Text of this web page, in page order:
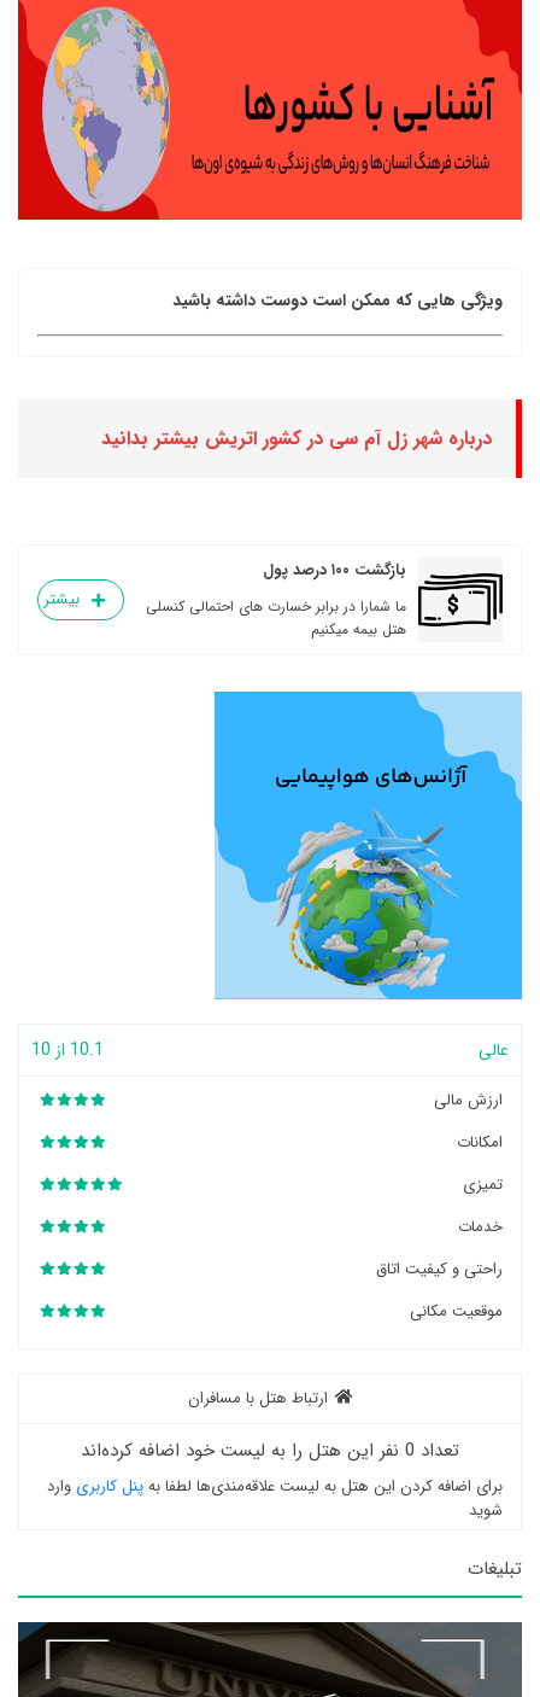
ویژگی هایی که ممکن است دوست داشته باشید
درباره شهر زل آم سی در کشور اتریش بیشتر بدانید
بازگشت ۱۰۰ درصد پول
ما شمارا در برابر خسارت های احتمالی کنسلی
هتل بیمه میکنیم
بیشتر
عالی 10.1 از 10
ارزش مالی
امکانات
تمیزی
خدمات
راحتی و کیفیت اتاق
موقعیت مکانی
ارتباط هتل با مسافران
تعداد 0 نفر این هتل را به لیست خود اضافه کرده‌اند
برای اضافه کردن این هتل به لیست علاقه‌مندی‌ها لطفا بهپنل کاربری وارد
شوید
تبلیغات